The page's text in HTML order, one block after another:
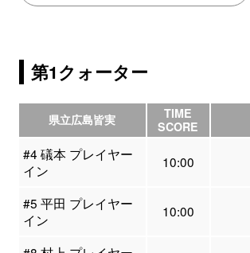
第1クォーター
県立広島皆実
TIME
SCORE
#4 礒本 プレイヤー
イン
10:00
#5 平田 プレイヤー
イン
10:00